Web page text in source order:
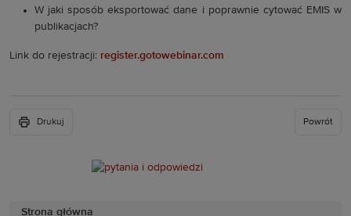
Strona główna
W jaki sposób eksportować dane i poprawnie cytować EMIS w
publikacjach?
Link do rejestracji: register.gotowebinar.com
Drukuj Powrót